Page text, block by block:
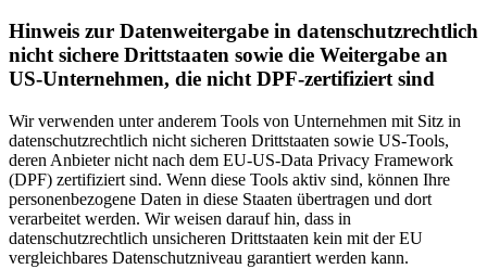
Hinweis zur Datenweitergabe in datenschutzrechtlich
nicht sichere Drittstaaten sowie die Weitergabe an
US-Unternehmen, die nicht DPF-zertifiziert sind
Wir verwenden unter anderem Tools von Unternehmen mit Sitz in
datenschutzrechtlich nicht sicheren Drittstaaten sowie US-Tools,
deren Anbieter nicht nach dem EU-US-Data Privacy Framework
(DPF) zertifiziert sind. Wenn diese Tools aktiv sind, können Ihre
personenbezogene Daten in diese Staaten übertragen und dort
verarbeitet werden. Wir weisen darauf hin, dass in
datenschutzrechtlich unsicheren Drittstaaten kein mit der EU
vergleichbares Datenschutzniveau garantiert werden kann.